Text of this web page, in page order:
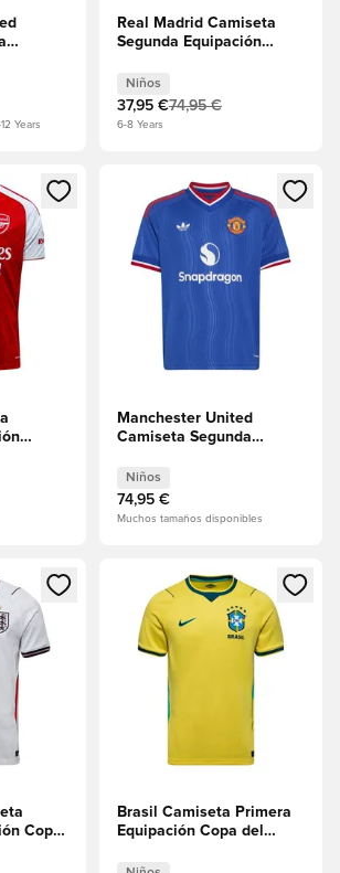
Years
Real Madrid Camiseta
Segunda Equipación
Niños
37,95 €74,95 €
6-8 Years
iniciar sesión o registrarse como
Abre un modal para iniciar
Manchester United
Camiseta Segunda
Niños
Niños
74,95 €
Muchos tamaños disponibles
iniciar sesión o registrarse como
Copa
Abre un modal para iniciar
Brasil Camiseta Primera
Equipación Copa del